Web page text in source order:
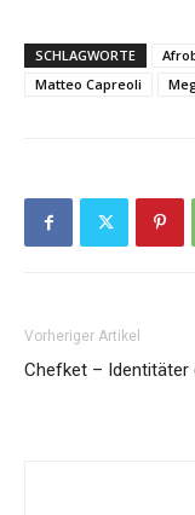
SCHLAGWORTE
Matteo Capreoli
Vorheriger Artikel
Chefket – Identitäter